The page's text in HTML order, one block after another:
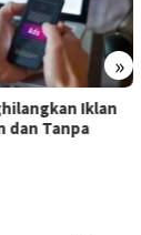
»
Iklan
Tanpa